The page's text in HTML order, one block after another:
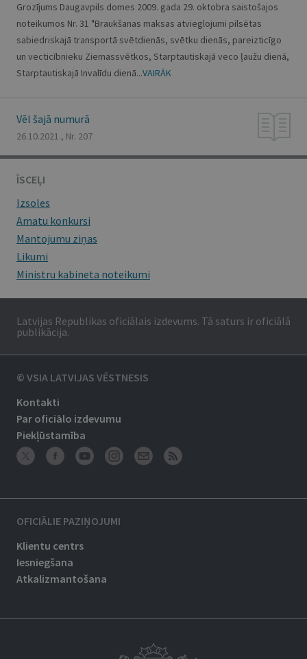
Grozījums Daugavpils domes 2009. gada 29. oktobra saistošajos
noteikumos Nr. 31 "Braukšanas maksas atvieglojumi pilsētas
sabiedriskajā transportā svētdienās, svētku dienās, pareizticīgo
un vecticībnieku Ziemassvētkos, Starptautiskajā veco ļaužu dienā,
Starptautiskajā Invalīdu dienā...VAIRĀK
Vēl šajā numurā
26.10.2021., Nr. 207
ĪSCEĻI
Izsoles
Amatu konkursi
Mantojumu ziņas
Likumi
Ministru kabineta noteikumi
Latvijas Republikas oficiālais izdevums. Tā saturs ir oficiālā
publikācija.
© VSIA LATVIJAS VĒSTNESIS
Kontakti
Par oficiālo izdevumu
Piekļūstamība
OFICIĀLIE PAZIŅOJUMI
Klientu centrs
Iesniegšana
Atkalizmantošana